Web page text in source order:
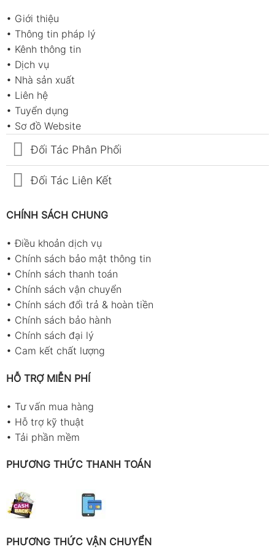
• Giới thiệu
• Thông tin pháp lý
• Kênh thông tin
• Dịch vụ
• Nhà sản xuất
• Liên hệ
• Tuyển dụng
• Sơ đồ Website
Đối Tác Phân Phối
Đối Tác Liên Kết
CHÍNH SÁCH CHUNG
•Điều khoản dịch vụ
• Chính sách bảo mật thông tin
• Chính sách thanh toán
• Chính sách vận chuyển
• Chính sách đổi trả & hoàn tiền
• Chính sách bảo hành
• Chính sách đại lý
• Cam kết chất lượng
HỖ TRỢ MIỄN PHÍ
• Tư vấn mua hàng
• Hỗ trợ kỹ thuật
• Tải phần mềm
PHƯƠNG THỨC THANH TOÁN
PHƯƠNG THỨC VẬN CHUYỂN